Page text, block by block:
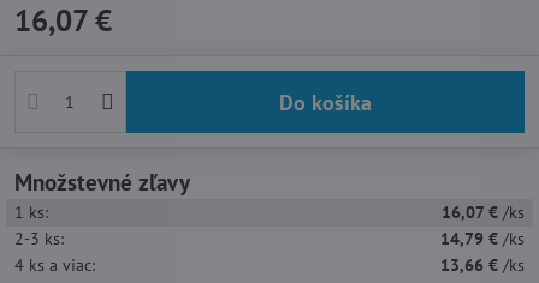
16,07 €
Do košíka
Množstevné zľavy
1 ks: 16,07 € /ks
2-3 ks: 14,79 € /ks
4 ks a viac: 13,66 € /ks